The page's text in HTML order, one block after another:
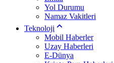
Yol Durumu
Namaz Vakitleri
Teknoloji
Mobil Haberler
Uzay Haberleri
E-Dünya